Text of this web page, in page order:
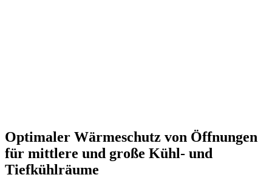
Optimaler Wärmeschutz von Öffnungen
für mittlere und große Kühl- und
Tiefkühlräume